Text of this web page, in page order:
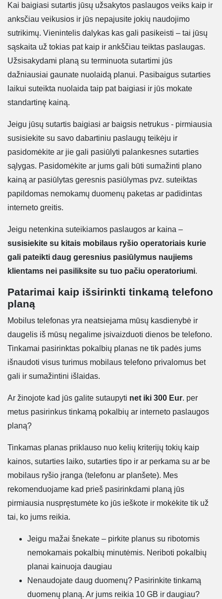
Kai baigiasi sutartis jūsų užsakytos paslaugos veiks kaip ir
anksčiau veikusios ir jūs nepajusite jokių naudojimo
sutrikimų. Vienintelis dalykas kas gali pasikeisti – tai jūsų
sąskaita už tokias pat kaip ir ankščiau teiktas paslaugas.
Užsisakydami planą su terminuota sutartimi jūs
dažniausiai gaunate nuolaidą planui. Pasibaigus sutarties
laikui suteikta nuolaida taip pat baigiasi ir jūs mokate
standartinę kainą.
Jeigu jūsų sutartis baigiasi ar baigsis netrukus - pirmiausia
susisiekite su savo dabartiniu paslaugų teikėju ir
pasidomėkite ar jie gali pasiūlyti palankesnes sutarties
sąlygas. Pasidomėkite ar jums gali būti sumažinti plano
kainą ar pasiūlytas geresnis pasiūlymas pvz. suteiktas
papildomas nemokamų duomenų paketas ar padidintas
interneto greitis.
Jeigu netenkina suteikiamos paslaugos ar kaina –
susisiekite su kitais mobilaus ryšio operatoriais kurie
gali pateikti daug geresnius pasiūlymus naujiems
klientams nei pasiliksite su tuo pačiu operatoriumi.
Patarimai kaip išsirinkti tinkamą telefono
planą
Mobilus telefonas yra neatsiejama mūsų kasdienybė ir
daugelis iš mūsų negalime įsivaizduoti dienos be telefono.
Tinkamai pasirinktas pokalbių planas ne tik padės jums
išnaudoti visus turimus mobilaus telefono privalomus bet
gali ir sumažintini išlaidas.
Ar žinojote kad jūs galite sutaupyti net iki 300 Eur. per
metus pasirinkus tinkamą pokalbių ar interneto paslaugos
planą?
Tinkamas planas priklauso nuo kelių kriterijų tokių kaip
kainos, sutarties laiko, sutarties tipo ir ar perkama su ar be
mobilaus ryšio įranga (telefonu ar planšete). Mes
rekomenduojame kad prieš pasirinkdami planą jūs
pirmiausia nuspręstumėte ko jūs ieškote ir mokėkite tik už
tai, ko jums reikia.
Jeigu mažai šnekate – pirkite planus su ribotomis
nemokamais pokalbių minutėmis. Neriboti pokalbių
planai kainuoja daugiau
Nenaudojate daug duomenų? Pasirinkite tinkamą
duomenų planą. Ar jums reikia 10 GB ir daugiau?